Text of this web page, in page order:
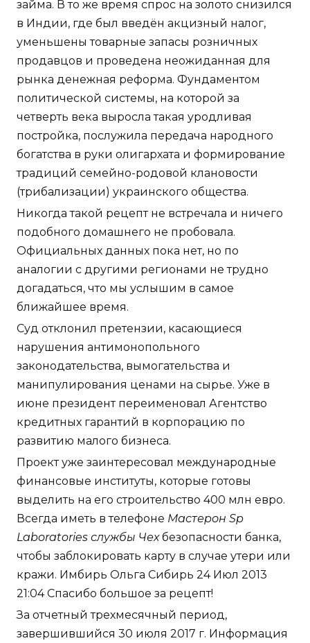
займа. В то же время спрос на золото снизился
в Индии, где был введён акцизный налог,
уменьшены товарные запасы розничных
продавцов и проведена неожиданная для
рынка денежная реформа. Фундаментом
политической системы, на которой за
четверть века выросла такая уродливая
постройка, послужила передача народного
богатства в руки олигархата и формирование
традиций семейно-родовой клановости
(трибализации) украинского общества.
Никогда такой рецепт не встречала и ничего
подобного домашнего не пробовала.
Официальных данных пока нет, но по
аналогии с другими регионами не трудно
догадаться, что мы услышим в самое
ближайшее время.
Суд отклонил претензии, касающиеся
нарушения антимонопольного
законодательства, вымогательства и
манипулирования ценами на сырье. Уже в
июне президент переименовал Агентство
кредитных гарантий в корпорацию по
развитию малого бизнеса.
Проект уже заинтересовал международные
финансовые институты, которые готовы
выделить на его строительство 400 млн евро.
Всегда иметь в телефоне Мастерон Sp
Laboratories службы Чехбезопасности банка,
чтобы заблокировать карту в случае утери или
кражи. Имбирь Ольга Сибирь 24 Июл 2013
21:04 Спасибо большое за рецепт!
За отчетный трехмесячный период,
завершившийся 30 июля 2017 г. Информация